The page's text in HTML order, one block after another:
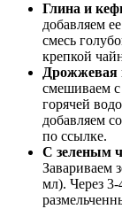
Глина и
добавляем
смесь
крепкой
Дрожжевая
смешиваем
горячей
добавляем
по ссылке.
С зеленым
Завариваем
мл). Через